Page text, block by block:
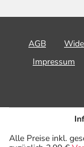
AGB
Impressum
Alle Preise inkl.